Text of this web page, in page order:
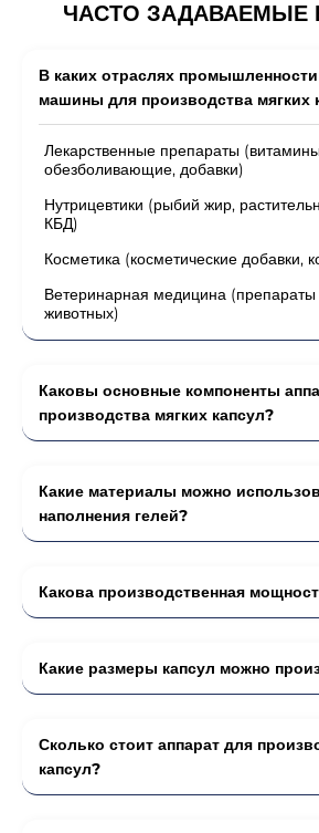
ЧАСТО ЗАДАВАЕМЫЕ
В каких отраслях
машины для производства мягких
Лекарственные препараты
обезболивающие, добавки)
Нутрицевтики (рыбий жир,
КБД)
Косметика (косметические добавки,
Ветеринарная медицина (препараты
животных)
Каковы основные компоненты
производства мягких капсул?
Какие материалы можно
наполнения гелей?
Какова производственная
Какие размеры капсул можно
Сколько стоит аппарат для
капсул?